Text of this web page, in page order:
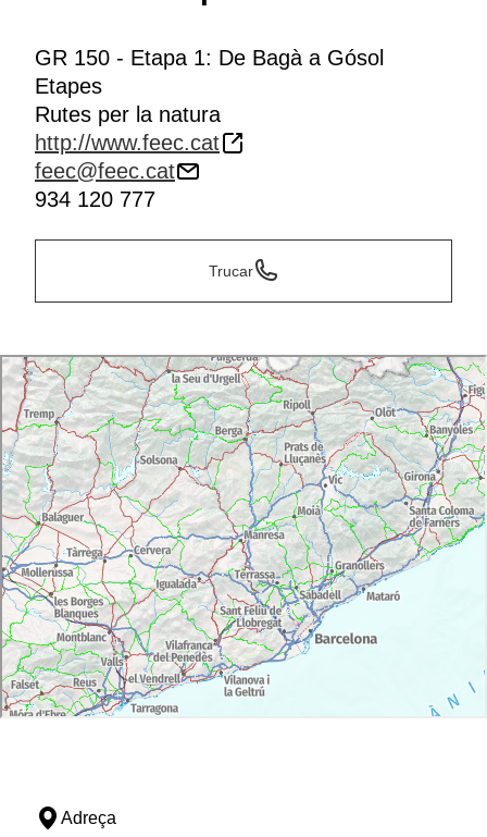
GR 150 - Etapa 1: De Bagà a Gósol
Etapes
Rutes per la natura
http://www.feec.cat
feec@feec.cat
934 120 777
Trucar
Adreça